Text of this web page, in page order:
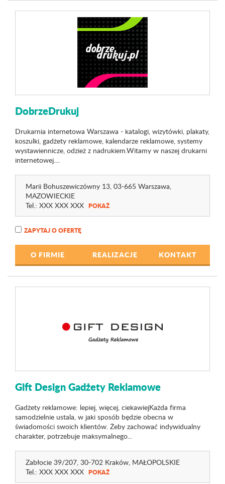
DobrzeDrukuj
Drukarnia internetowa Warszawa - katalogi, wizytówki, plakaty,
koszulki, gadżety reklamowe, kalendarze reklamowe, systemy
wystawiennicze, odzież z nadrukiem.Witamy w naszej drukarni
internetowej....
Marii Bohuszewiczówny 13, 03-665 Warszawa,
MAZOWIECKIE
Tel.: XXX XXX XXX POKAŻ
ZAPYTAJ O OFERTĘ
O FIRMIE REALIZACJE KONTAKT
Gift Design Gadżety Reklamowe
Gadżety reklamowe: lepiej, więcej, ciekawiejKażda firma
samodzielnie ustala, w jaki sposób będzie obecna w
świadomości swoich klientów. Żeby zachować indywidualny
charakter, potrzebuje maksymalnego...
Zabłocie 39/207, 30-702 Kraków, MAŁOPOLSKIE
Tel.: XXX XXX XXX POKAŻ